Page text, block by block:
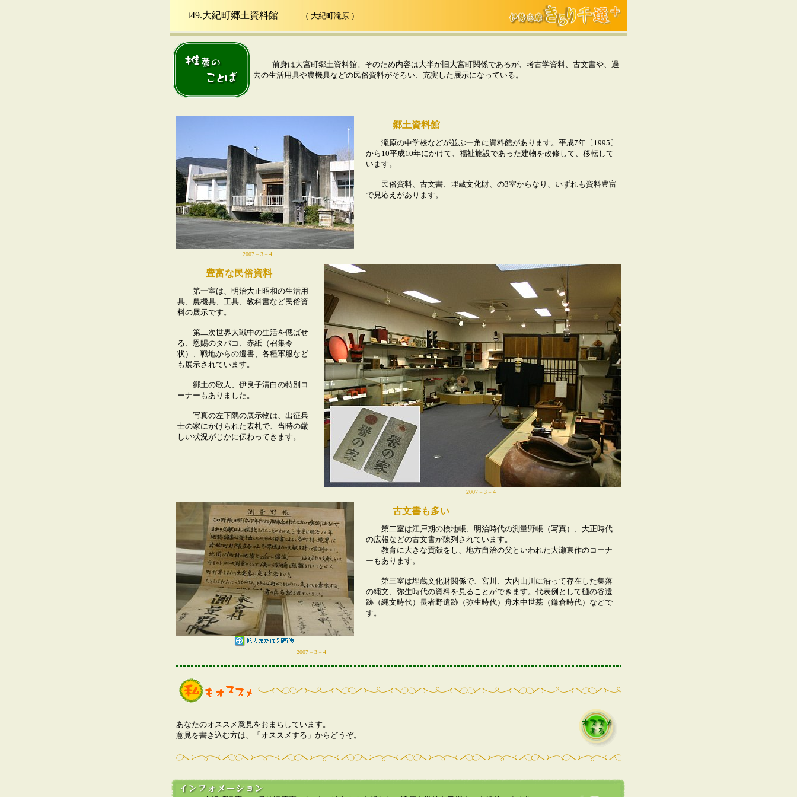
t49.大紀町郷土資料館 （ 大紀町滝原 ）
前身は大宮町郷土資料館。そのため内容は大半が旧大宮町関係であるが、考古学資料、古文書や、過
去の生活用具や農機具などの民俗資料がそろい、充実した展示になっている。
2007－3－4
郷土資料館
滝原の中学校などが並ぶ一角に資料館があります。平成7年〔1995〕
から10平成10年にかけて、福祉施設であった建物を改修して、移転して
います。
民俗資料、古文書、埋蔵文化財、の3室からなり、いずれも資料豊富
で見応えがあります。
豊富な民俗資料
第一室は、明治大正昭和の生活用
具、農機具、工具、教科書など民俗資
料の展示です。
第二次世界大戦中の生活を偲ばせ
る、恩賜のタバコ、赤紙（召集令
状）、戦地からの遺書、各種軍服など
も展示されています。
郷土の歌人、伊良子清白の特別コ
ーナーもありました。
写真の左下隅の展示物は、出征兵
士の家にかけられた表札で、当時の厳
しい状況がじかに伝わってきます。
2007－3－4
2007－3－4
古文書も多い
第二室は江戸期の検地帳、明治時代の測量野帳（写真）、大正時代
の広報などの古文書が陳列されています。
教育に大きな貢献をし、地方自治の父といわれた大瀬東作のコーナ
ーもあります。
第三室は埋蔵文化財関係で、宮川、大内山川に沿って存在した集落
の縄文、弥生時代の資料を見ることができます。代表例として樋の谷遺
跡（縄文時代）長者野遺跡（弥生時代）舟木中世墓（鎌倉時代）などで
す。
あなたのオススメ意見をおまちしています。
意見を書き込む方は、「オススメする」からどうぞ。